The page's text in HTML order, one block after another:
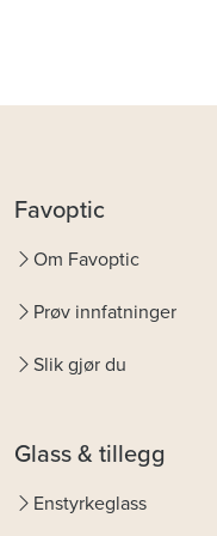
Favoptic
Om Favoptic
Prøv innfatninger
Slik gjør du
Glass & tillegg
Enstyrkeglass